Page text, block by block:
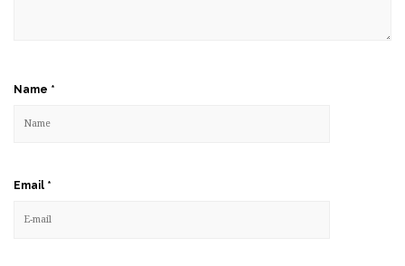
Name *
Email *